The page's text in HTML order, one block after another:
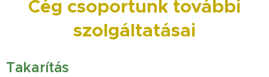
Cég csoportunk további
szolgáltatásai
Takarítás